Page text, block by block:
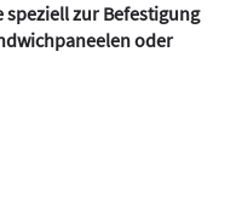
speziell zur Befestigung
oder